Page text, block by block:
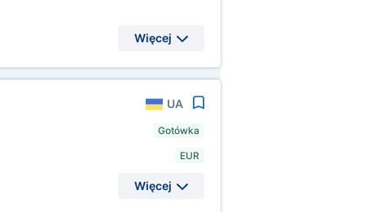
Więcej
UA
Gotówka
EUR
Więcej